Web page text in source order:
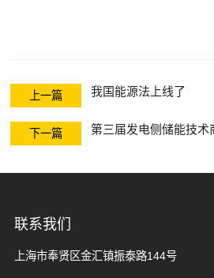
上一篇 我国能源法上线了
下一篇 第三届发电侧储能技
联系我们
上海市奉贤区金汇镇振泰路144号
系列
监测系列
新能源箱变温湿
度监控系列